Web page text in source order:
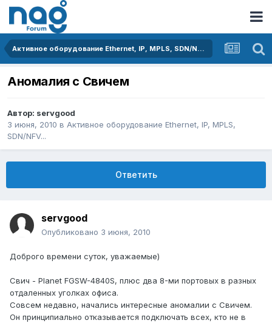
Активное оборудование Ethernet, IP, MPLS, SDN/NFV...
Аномалия с Свичем
Автор: servgood
3 июня, 2010 в Активное оборудование Ethernet, IP, MPLS,
SDN/NFV...
Ответить
servgood
Опубликовано 3 июня, 2010
Доброго времени суток, уважаемые)
Свич - Planet FGSW-4840S, плюс два 8-ми портовых в разных
отдаленных уголках офиса.
Совсем недавно, начались интересные аномалии с Свичем.
Он принципиально отказывается подключать всех, кто не в